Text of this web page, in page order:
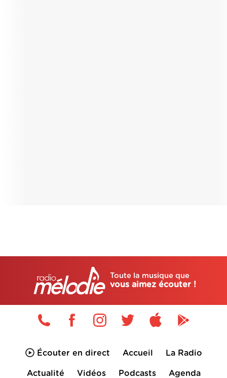
Toute la musique que
vous aimez écouter !
Écouter en direct Accueil La Radio
Actualité Vidéos Podcasts Agenda